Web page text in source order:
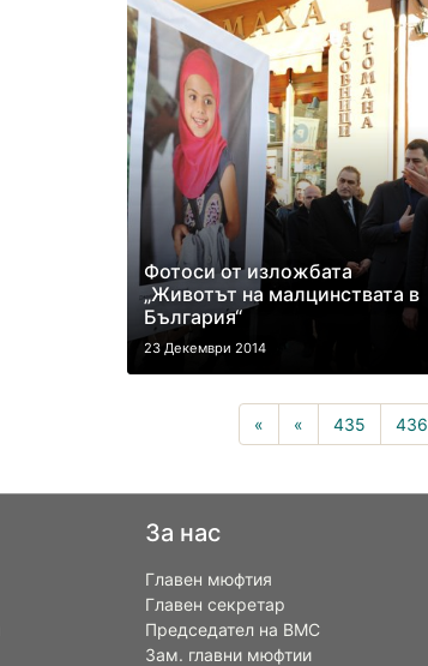
Фотоси от изложбата
„Животът на малцинствата в
България“
23 Декември 2014
« « 435 436
За нас
Главен мюфтия
Главен секретар
Председател на ВМС
Зам. главни мюфтии